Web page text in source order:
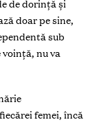
de dorinţă şi
doar pe sine,
sub
nu va
femei, încă